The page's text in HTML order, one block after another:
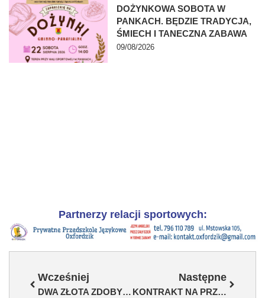
DOŻYNKOWA SOBOTA W
PANKACH. BĘDZIE TRADYCJA,
ŚMIECH I TANECZNA ZABAWA
09/08/2026
Partnerzy relacji sportowych:
Wcześniej
DWA ZŁOTA ZDOBYTE NA COPA SILESIA 11!
Następne
KONTRAKT NA PRZECZEKANIE I OSTATNIA DESKA RATUNKU. ZAGAR ZNÓW W GRZE